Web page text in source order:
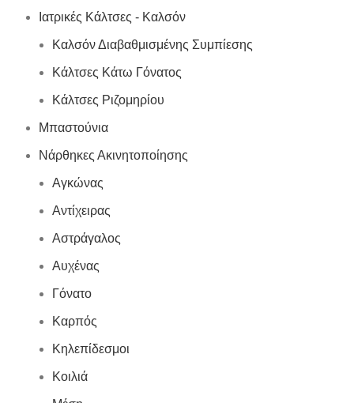
Ιατρικές Κάλτσες - Καλσόν
Καλσόν Διαβαθμισμένης Συμπίεσης
Κάλτσες Κάτω Γόνατος
Κάλτσες Ριζομηρίου
Μπαστούνια
Νάρθηκες Ακινητοποίησης
Αγκώνας
Αντίχειρας
Αστράγαλος
Αυχένας
Γόνατο
Καρπός
Κηλεπίδεσμοι
Κοιλιά